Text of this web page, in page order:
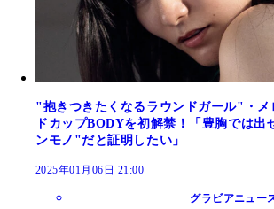
"抱きつきたくなるラウンドガール"・
ドカップBODYを初解禁！「豊胸では
ンモノ"だと証明したい」
2025年01月06日 21:00
グラビアニュー